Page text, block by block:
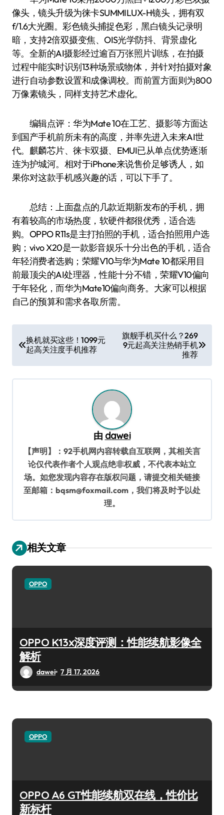
像头，镜头升级为徕卡SUMMILUX-H镜头，拥有双
f/1.6大光圈。彩色镜头捕捉色彩，黑白镜头记录明
暗，支持2倍双摄变焦、OIS光学防抖、背景虚化
等。全新的AI摄影经过逾百万张照片训练，在拍摄
过程中能实时识别13种场景或物体，并针对拍摄对象
进行自动参数设置和成像调校。而前置方面则为800
万像素镜头，同样支持艺术虚化。
编辑点评：华为Mate 10在工艺、摄影等方面达
到国产手机前所未有的高度，并率先进入未来AI世
代。麒麟芯片、徕卡双摄、EMUI已从单点优势逐渐
连为护城河。相对于iPhone来说售价足够诱人，如
果你对这款手机感兴趣的话，可以下手了。
总结：上面盘点的几款近期新发布的手机，拥
有着较高的市场热度，软硬件都很优秀，适合选
购。OPPO R11s是主打拍照的手机，适合拍照用户选
购；vivo X20是一款影音娱乐十分出色的手机，适合
年轻消费者选购；荣耀V10与华为Mate 10都采用目
前最顶尖的AI处理器，性能十分不错，荣耀V10偏向
于年轻化，而华为Mate10偏向商务。大家可以根据
自己的预算和需求各取所需。
章
导
航
换机就买这些！1099元
起高关注度手机推荐
旗舰手机买什么？269
9元起高关注热销手机
推荐
由 dawei
【声明】：92手机网内容转载自互联网，其相关言
论仅代表作者个人观点绝非权威，不代表本站立
场。如您发现内容存在版权问题，请提交相关链接
至邮箱：bqsm@foxmail.com，我们将及时予以处
理。
相关文章
OPPO
OPPO K13x深度评测：性能续航影像全
解析
dawei 7 月 17, 2026
OPPO
OPPO A6 GT性能续航双在线，性价比
新标杆